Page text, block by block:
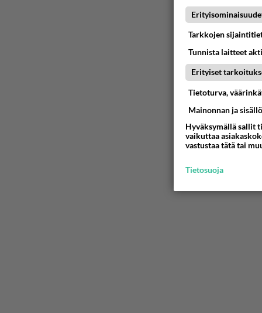
05.08.2026
05.08.2026
koska hänet
05.08.2026
Tarkkojen
Tunnista laitteet
Erityiset
Tietoturva,
Mainonnan ja
Hyväksymällä sallit
vaikuttaa
vastustaa tätä tai
Tietosuoja